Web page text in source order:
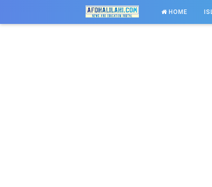
HOME